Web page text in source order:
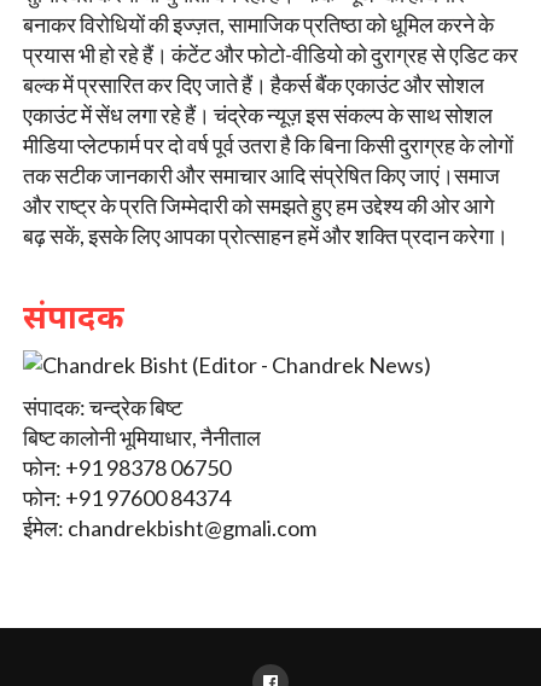
बनाकर विरोधियों की इज्ज़त, सामाजिक प्रतिष्ठा को धूमिल करने के
प्रयास भी हो रहे हैं। कंटेंट और फोटो-वीडियो को दुराग्रह से एडिट कर
बल्क में प्रसारित कर दिए जाते हैं। हैकर्स बैंक एकाउंट और सोशल
एकाउंट में सेंध लगा रहे हैं। चंद्रेक न्यूज़ इस संकल्प के साथ सोशल
मीडिया प्लेटफार्म पर दो वर्ष पूर्व उतरा है कि बिना किसी दुराग्रह के लोगों
तक सटीक जानकारी और समाचार आदि संप्रेषित किए जाएं।समाज
और राष्ट्र के प्रति जिम्मेदारी को समझते हुए हम उद्देश्य की ओर आगे
बढ़ सकें, इसके लिए आपका प्रोत्साहन हमें और शक्ति प्रदान करेगा।
संपादक
संपादक: चन्द्रेक बिष्ट
बिष्ट कालोनी भूमियाधार, नैनीताल
फोन: +91 98378 06750
फोन: +91 97600 84374
ईमेल: chandrekbisht@gmali.com